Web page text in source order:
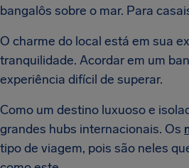
bangalôs sobre o mar. Para
O charme do local está em sua
tranquilidade. Acordar em um
experiência difícil de superar.
Como um destino luxuoso e
grandes hubs internacionais. Os
tipo de viagem, pois são neles